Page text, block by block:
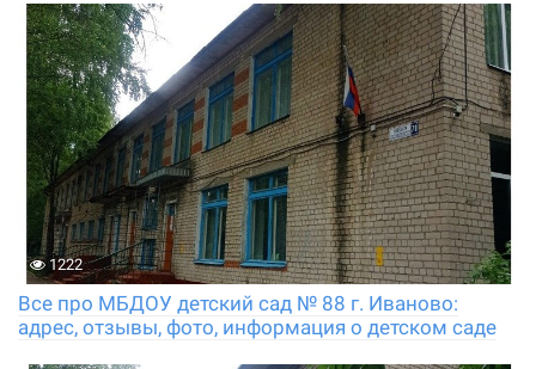
1222
Все про МБДОУ детский сад № 88 г. Иваново:
адрес, отзывы, фото, информация о детском саде